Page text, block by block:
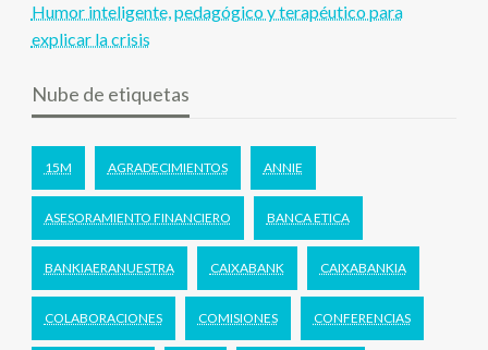
Humor inteligente, pedagógico y terapéutico para
explicar la crisis
Nube de etiquetas
15M AGRADECIMIENTOS ANNIE
ASESORAMIENTO FINANCIERO BANCA ETICA
BANKIAERANUESTRA CAIXABANK CAIXABANKIA
COLABORACIONES COMISIONES CONFERENCIAS